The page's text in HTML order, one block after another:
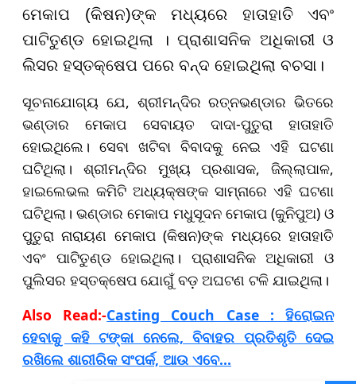
ମେକାପ (କିଷନ)ଙ୍କ ମଧ୍ୟରେ ହାତାହାତି ଏବଂ
ପାଟିତୁଣ୍ଡ ହୋଇଥିଲା । ପ୍ରାଶାସନିକ ଅଧିକାରୀ ଓ
ଲିସର ହସ୍ତକ୍ଷେପ ପରେ ବନ୍ଦ ହୋଇଥିଲା ବଚସା।
ସୂଚନାଯୋଗ୍ୟ ଯେ, ଶ୍ରୀମନ୍ଦିର ରତ୍ନଭଣ୍ଡାର ଭିତରେ
ଭଣ୍ଡାର ମେକାପ ସେବାୟତ ଦାଦା-ପୁତୁରା ହାତାହାତି
ହୋଇଥିଲେ। ସେବା ଖଟିବା ବିବାଦକୁ ନେଇ ଏହି ଘଟଣା
ଘଟିଥିଲା। ଶ୍ରୀମନ୍ଦିର ମୁଖ୍ୟ ପ୍ରଶାସକ, ଜିଲ୍ଲାପାଳ,
ହାଇଲେଭଲ କମିଟି ଅଧ୍ୟକ୍ଷଙ୍କ ସାମ୍ନାରେ ଏହି ଘଟଣା
ଘଟିଥିଲା। ଭଣ୍ଡାର ମେକାପ ମଧୁସୂଦନ ମେକାପ (କୁନିପୁଅ) ଓ
ପୁତୁରା ନାରାୟଣ ମେକାପ (କିଷନ)ଙ୍କ ମଧ୍ୟରେ ହାତାହାତି
ଏବଂ ପାଟିତୁଣ୍ଡ ହୋଇଥିଲା। ପ୍ରାଶାସନିକ ଅଧିକାରୀ ଓ
ପୁଲିସର ହସ୍ତକ୍ଷେପ ଯୋଗୁଁ ବଡ଼ ଅଘଟଣ ଟଳି ଯାଇଥିଲା।
Also Read:-Casting Couch Case : ହିରୋଇନ
ହେବାକୁ କହି ଟଙ୍କା ନେଲେ, ବିବାହର ପ୍ରତିଶୃତି ଦେଇ
ରଖିଲେ ଶାରୀରିକ ସଂପର୍କ, ଆଉ ଏବେ...